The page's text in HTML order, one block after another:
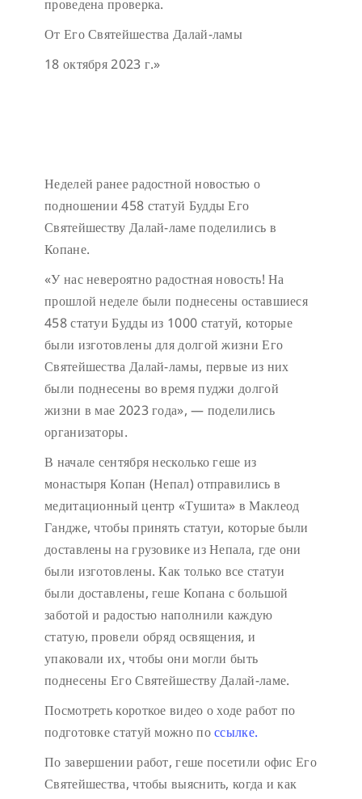
проведена проверка.
От Его Святейшества Далай-ламы
18 октября 2023 г.»
Неделей ранее радостной новостью о
подношении 458 статуй Будды Его
Святейшеству Далай-ламе поделились в
Копане.
«У нас невероятно радостная новость! На
прошлой неделе были поднесены оставшиеся
458 статуи Будды из 1000 статуй, которые
были изготовлены для долгой жизни Его
Святейшества Далай-ламы, первые из них
были поднесены во время пуджи долгой
жизни в мае 2023 года», — поделились
организаторы.
В начале сентября несколько геше из
монастыря Копан (Непал) отправились в
медитационный центр «Тушита» в Маклеод
Гандже, чтобы принять статуи, которые были
доставлены на грузовике из Непала, где они
были изготовлены. Как только все статуи
были доставлены, геше Копана с большой
заботой и радостью наполнили каждую
статую, провели обряд освящения, и
упаковали их, чтобы они могли быть
поднесены Его Святейшеству Далай-ламе.
Посмотреть короткое видео о ходе работ по
подготовке статуй можно поссылке.
По завершении работ, геше посетили офис Его
Святейшества, чтобы выяснить, когда и как